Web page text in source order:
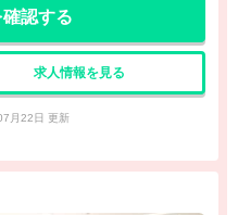
認する
求人情報を見る
月22日 更新